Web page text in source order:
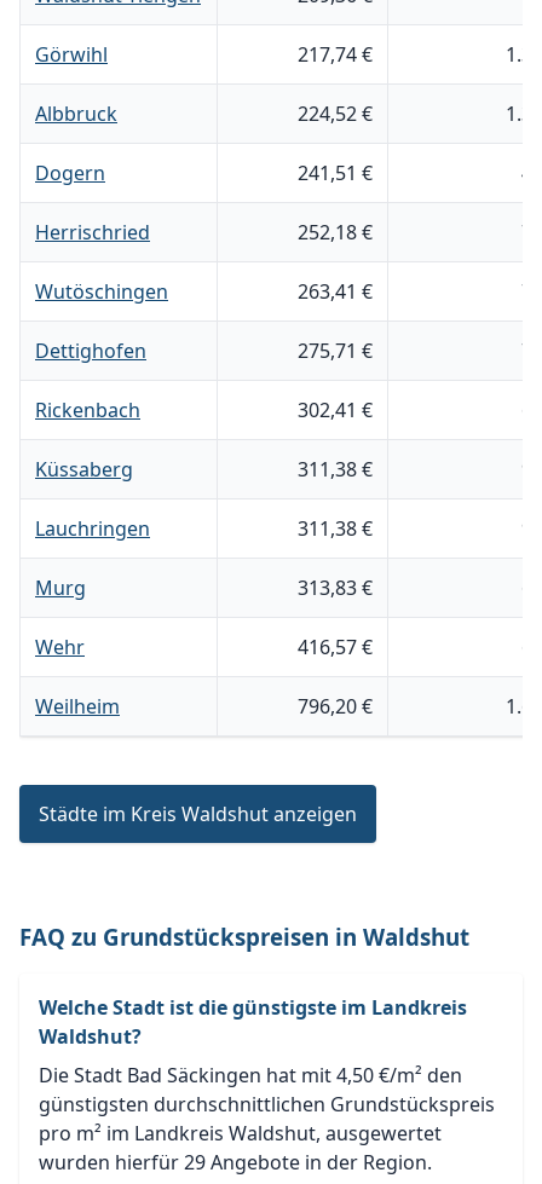
Görwihl 217,74 €
Albbruck 224,52 €
Dogern 241,51 €
Herrischried 252,18 €
Wutöschingen 263,41 €
Dettighofen 275,71 €
Rickenbach 302,41 €
Küssaberg 311,38 €
Lauchringen 311,38 €
Murg 313,83 €
Wehr 416,57 €
Weilheim 796,20 €
Städte im Kreis Waldshut anzeigen
FAQ zu Grundstückspreisen in Waldshut
Welche Stadt ist die günstigste im Landkreis
Waldshut?
Die Stadt Bad Säckingen hat mit 4,50 €/m² den
günstigsten durchschnittlichen Grundstückspreis
pro m² im Landkreis Waldshut, ausgewertet
wurden hierfür 29 Angebote in der Region.